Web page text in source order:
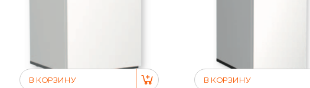
В КОРЗИНУ В КОРЗИНУ